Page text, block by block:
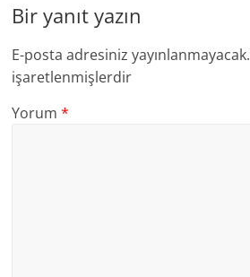
Bir yanıt yazın
E-posta adresiniz yayınlanmayacak.
işaretlenmişlerdir
Yorum*